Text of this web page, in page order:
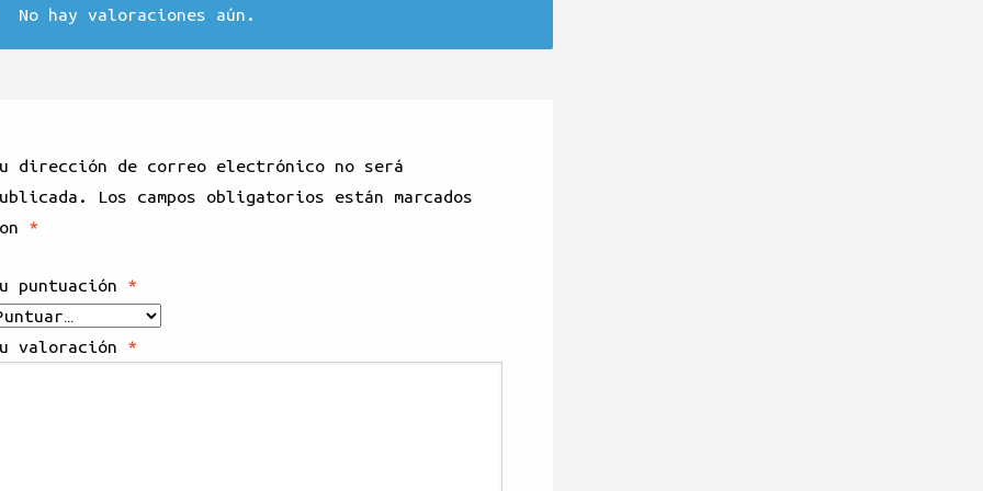
No hay valoraciones aún.
dirección de correo electrónico no será
Los campos obligatorios están marcados
*
puntuación *
valoración *